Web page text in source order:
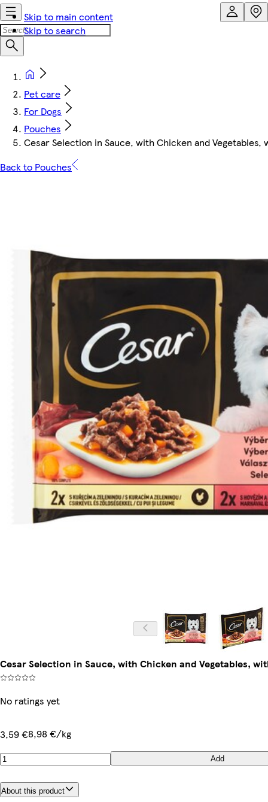
Skip to main content
Skip to search
Pet care
For Dogs
Pouches
Cesar Selection in Sauce, with Chicken and
Back to Pouches
Cesar Selection in Sauce, with Chicken and Vegetables,
No ratings yet
3,59 €8,98 €/kg
Add
About this product